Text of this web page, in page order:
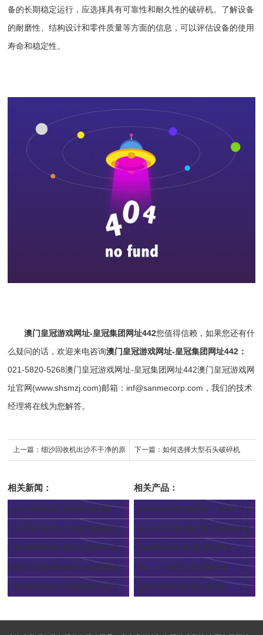
备的长期稳定运行，应选择具有可靠性和耐久性的破碎机。了解设备
的耐磨性、结构设计和零件质量等方面的信息，可以评估设备的使用
寿命和稳定性。
澳门皇冠游戏网址-皇冠集团网址442您值得信赖，如果您还有什
么疑问的话，欢迎来电咨询澳门皇冠游戏网址-皇冠集团网址442 ：
021-5820-5268澳门皇冠游戏网址-皇冠集团网址442澳门皇冠游戏网
址官网(www.shsmzj.com)邮箱： inf@sanmecorp.com ，我们的技术
经理将在线为您解答。
上一篇： 细沙回收机出沙不干净的原 下一篇：如何选择大型石头破碎机
相关新闻：
如何选购高效可靠的移动破碎机
2024-05-17
造成颚式破碎机下料速度慢的原因
2024-05-11
颚式破碎机加工鹅卵石的优势分析
2024-05-09
建筑垃圾破碎选择移动式破碎机的好处
2024-05-07
锤式破碎机作为头破机的标准要求
相关产品：
jc系列欧版颚式破碎机 2024-05-07
e-sms欧星系列多缸液压圆锥破碎机
2012-12-04
smh系列多缸液压圆锥破碎机
2012-12-04
hc、e-hsi系列反击式破碎机
2012-12-04
pp系列轮胎移动颚式破碎站